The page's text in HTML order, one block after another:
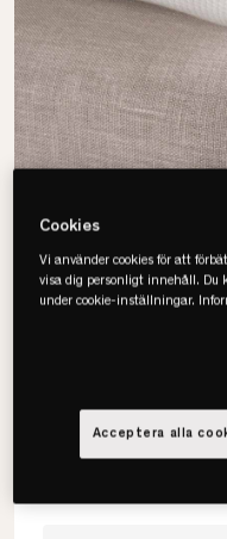
Kuvertsytt
• Skyddar mot fläckar &
Cookies
Vi använder cookies för att
visa dig personligt innehåll. Du
under cookie-inställningar.
Acceptera alla